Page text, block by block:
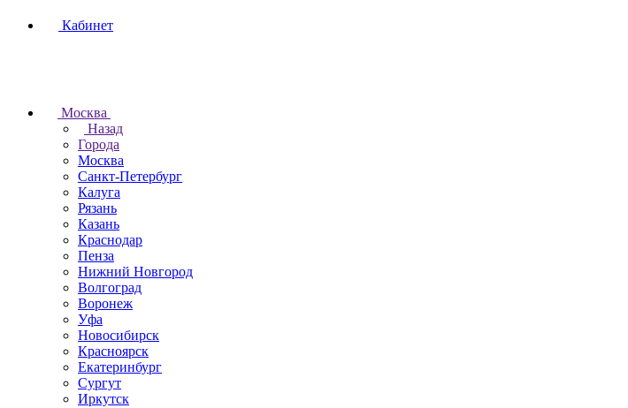
Кабинет
Москва
Назад
Города
Москва
Санкт-Петербург
Калуга
Рязань
Казань
Краснодар
Пенза
Нижний Новгород
Волгоград
Воронеж
Уфа
Новосибирск
Красноярск
Екатеринбург
Сургут
Иркутск